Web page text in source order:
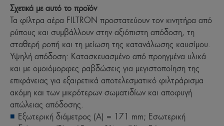
Σχετικά με αυτό το προϊόν
Τα φίλτρα αέρα FILTRON προστατεύουν τον κινητήρα από
ρύπους και συμβάλλουν στην αξιόπιστη απόδοση, τη
σταθερή ροπή και τη μείωση της κατανάλωσης καυσίμου.
Υψηλή απόδοση: Κατασκευασμένο από προηγμένα υλικά
και με ομοιόμορφες ραβδώσεις για μεγιστοποίηση της
επιφάνειας για εξαιρετικά αποτελεσματικό φιλτράρισμα
ακόμη και των μικρότερων σωματιδίων και αποφυγή
απώλειας απόδοσης.
Εξωτερική διάμετρος (A) = 171 mm; Εσωτερική